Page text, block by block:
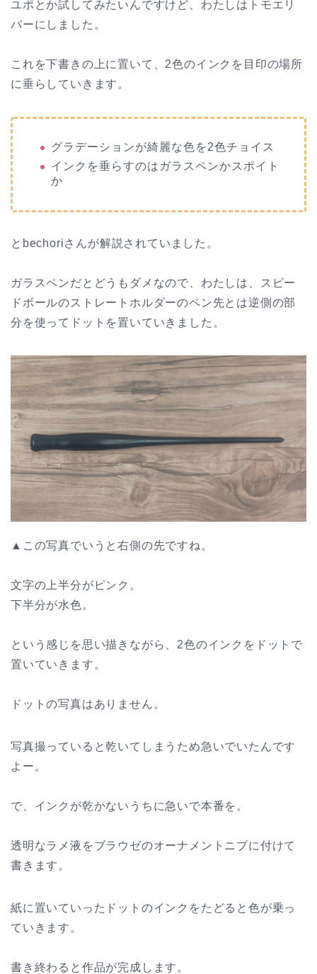
ユポとか試してみたいんですけど、わたしはトモエリ
バーにしました。
これを下書きの上に置いて、2色のインクを目印の場所
に垂らしていきます。
グラデーションが綺麗な色を2色チョイス
インクを垂らすのはガラスペンかスポイト
か
とbechoriさんが解説されていました。
ガラスペンだとどうもダメなので、わたしは、スピー
ドボールのストレートホルダーのペン先とは逆側の部
分を使ってドットを置いていきました。
▲この写真でいうと右側の先ですね。
文字の上半分がピンク。
下半分が水色。
という感じを思い描きながら、2色のインクをドットで
置いていきます。
ドットの写真はありません。
写真撮っていると乾いてしまうため急いでいたんです
よー。
で、インクが乾かないうちに急いで本番を。
透明なラメ液をブラウゼのオーナメントニブに付けて
書きます。
紙に置いていったドットのインクをたどると色が乗っ
ていきます。
書き終わると作品が完成します。